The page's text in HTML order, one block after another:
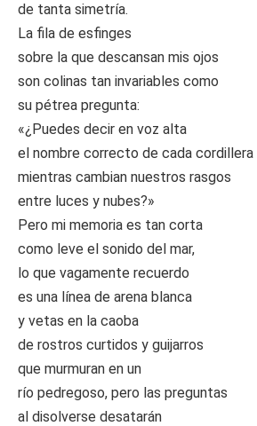
de tanta simetría.
La fila de esfinges
sobre la que descansan mis ojos
son colinas tan invariables como
su pétrea pregunta:
«¿Puedes decir en voz alta
el nombre correcto de cada cordillera
mientras cambian nuestros rasgos
entre luces y nubes?»
Pero mi memoria es tan corta
como leve el sonido del mar,
lo que vagamente recuerdo
es una línea de arena blanca
y vetas en la caoba
de rostros curtidos y guijarros
que murmuran en un
río pedregoso, pero las preguntas
al disolverse desatarán